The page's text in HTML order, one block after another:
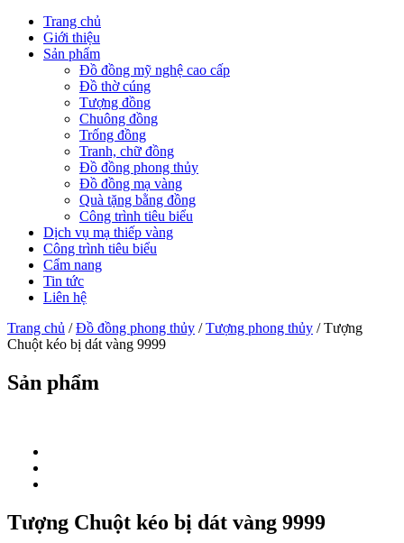
Trang chủ
Giới thiệu
Sản phẩm
Đồ đồng mỹ nghệ cao cấp
Đồ thờ cúng
Tượng đồng
Chuông đồng
Trống đồng
Tranh, chữ đồng
Đồ đồng phong thủy
Đồ đồng mạ vàng
Quà tặng bằng đồng
Công trình tiêu biểu
Dịch vụ mạ thiếp vàng
Công trình tiêu biểu
Cẩm nang
Tin tức
Liên hệ
Trang chủ /Đồ đồng phong thủy /Tượng phong thủy / Tượng
Chuột kéo bị dát vàng 9999
Sản phẩm
Tượng Chuột kéo bị dát vàng 9999